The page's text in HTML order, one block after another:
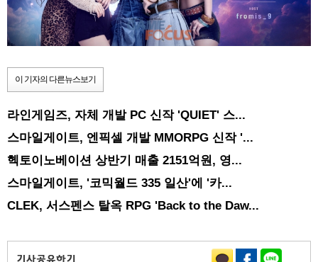
이 기자의 다른뉴스보기
라인게임즈, 자체 개발 PC 신작 'QUIET' 스...
스마일게이트, 엔픽셀 개발 MMORPG 신작 '...
헥토이노베이션 상반기 매출 2151억원, 영...
스마일게이트, '코믹월드 335 일산'에 '카...
CLEK, 서스펜스 탈옥 RPG 'Back to the Daw...